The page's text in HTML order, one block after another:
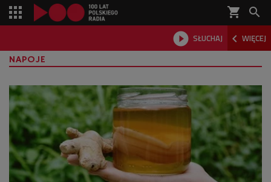
shopping_cart 
 SŁUCHAJ  WIĘCEJ

NAPOJE